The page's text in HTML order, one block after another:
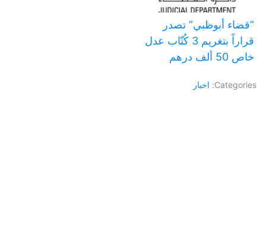
‏”قضاء أبوظبي” تصدر
قراراً بتغريم 3 كُتّاب عدل
خاص 50 ألف درهم
Categories: اخبار